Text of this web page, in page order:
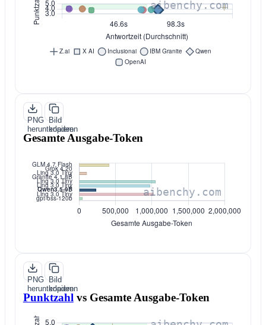
PNG
herunterladen
Bild
kopieren
Gesamte Ausgabe-Token
PNG
herunterladen
Bild
kopieren
Punktzahl vsGesamte Ausgabe-Token